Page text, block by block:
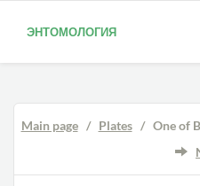
ЭНТОМОЛОГИЯ
Main page/ Plates/ One of